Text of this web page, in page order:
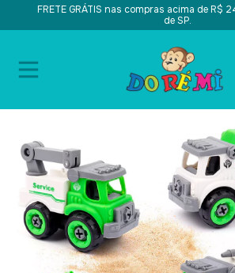
FRETE GRÁTIS nas compras acima de R$
de SP.